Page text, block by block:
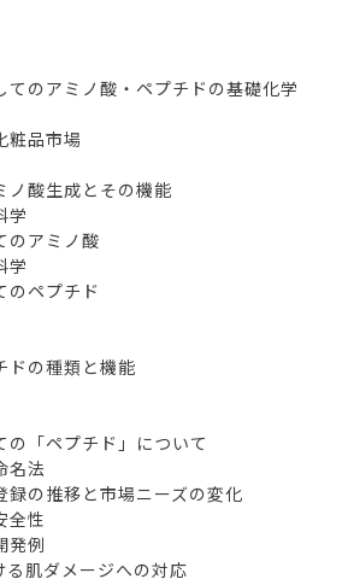
のアミノ酸・ペプチドの基礎化学
品市場
酸生成とその機能
学
アミノ酸
学
ペプチド
の種類と機能
「ペプチド」について
法
の推移と市場ニーズの変化
性
例
ダメージへの対応